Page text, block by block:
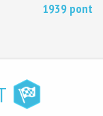
1939 pont